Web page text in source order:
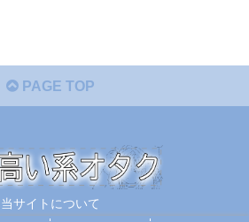
PAGE TOP
当サイトについて